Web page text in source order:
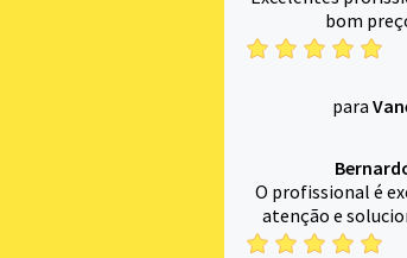
bom
para
O profissional é
atenção e